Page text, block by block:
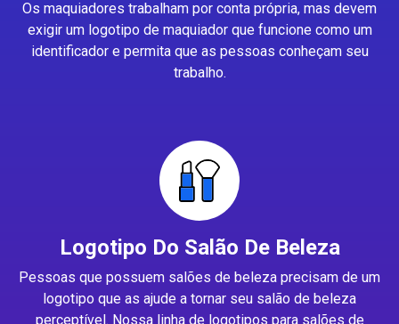
Os maquiadores trabalham por conta própria, mas devem
exigir um logotipo de maquiador que funcione como um
identificador e permita que as pessoas conheçam seu
trabalho.
Logotipo Do Salão De Beleza
Pessoas que possuem salões de beleza precisam de um
logotipo que as ajude a tornar seu salão de beleza
perceptível. Nossa linha de logotipos para salões de